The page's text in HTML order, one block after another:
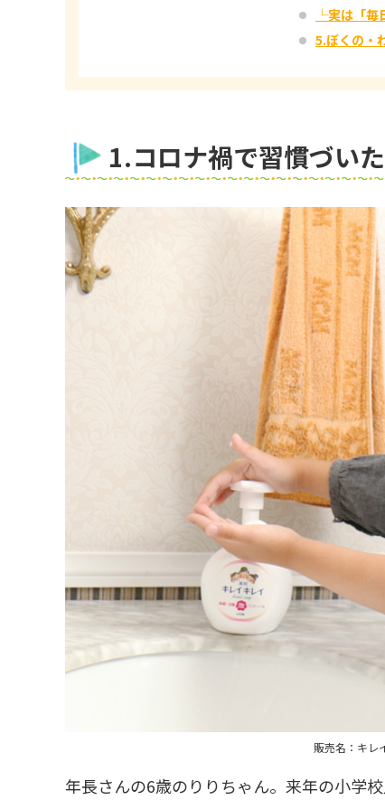
└実は「毎
5.ぼくの・
1.コロナ禍で習慣づい
販売名：キレ
年長さんの6歳のりりちゃん。来年の小学